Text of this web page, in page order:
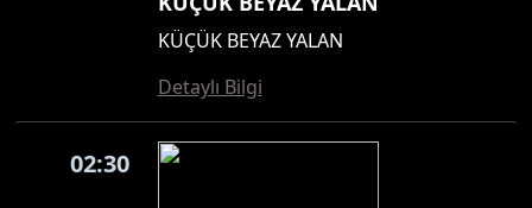
KÜÇÜK BEYAZ YALAN
Detaylı Bilgi
02:30